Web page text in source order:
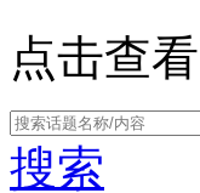
点击查
搜索